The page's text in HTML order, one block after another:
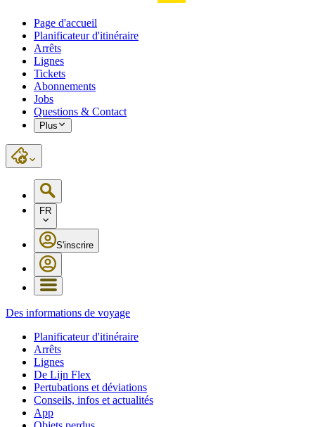
Page d'accueil
Planificateur d'itinéraire
Arrêts
Lignes
Tickets
Abonnements
Jobs
Questions & Contact
Plus
FR
S'inscrire
Des informations de voyage
Planificateur d'itinéraire
Arrêts
Lignes
De Lijn Flex
Pertubations et déviations
Conseils, infos et actualités
App